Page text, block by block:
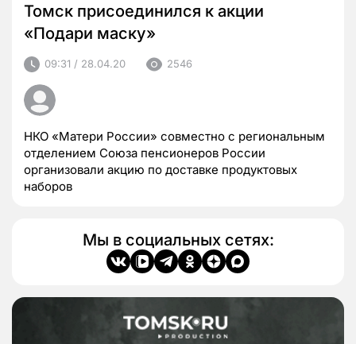
Томск присоединился к акции
«Подари маску»
09:31 / 28.04.20 2546
НКО «Матери России» совместно с региональным
отделением Союза пенсионеров России
организовали акцию по доставке продуктовых
наборов
Мы в социальных сетях: